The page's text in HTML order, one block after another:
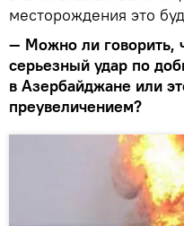
месторождения это
— Можно ли говорить,
серьезный удар по
в Азербайджане или
преувеличением?